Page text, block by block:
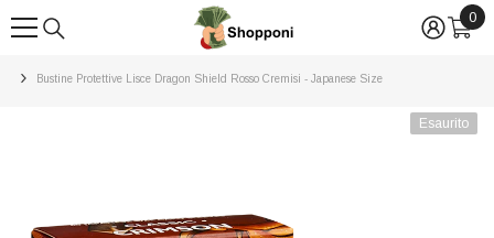
VAI DIRETTAMENTE AI CONTENUTI 0
0
Bustine Protettive Lisce Dragon Shield Rosso Cremisi - Japanese Size
Esaurito